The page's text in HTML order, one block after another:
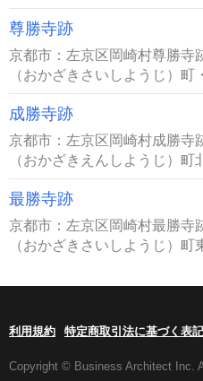
尊勝寺跡
京都市：左京区岡崎村尊勝寺
（おかざきさいしようじ）
成勝寺跡
京都市：左京区岡崎村成勝寺
（おかざきえんしようじ）
最勝寺跡
京都市：左京区岡崎村最勝寺
（おかざきさいしようじ）
利用規約 特定商取引法に基づく表記
Copyright © Business Architect Inc.